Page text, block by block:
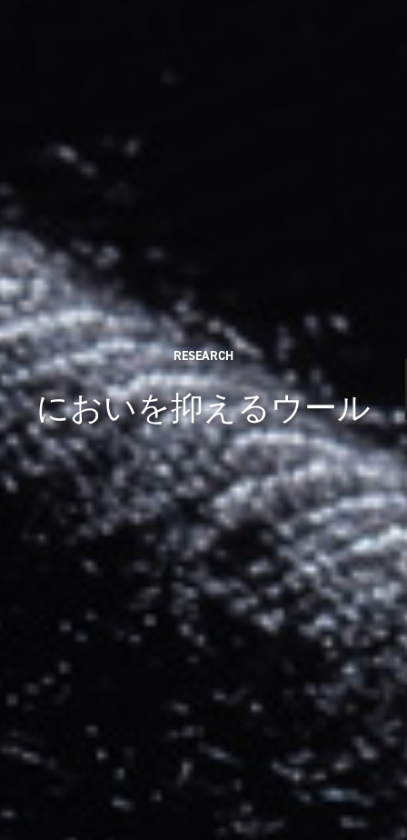
RESEARCH
においを抑えるウール